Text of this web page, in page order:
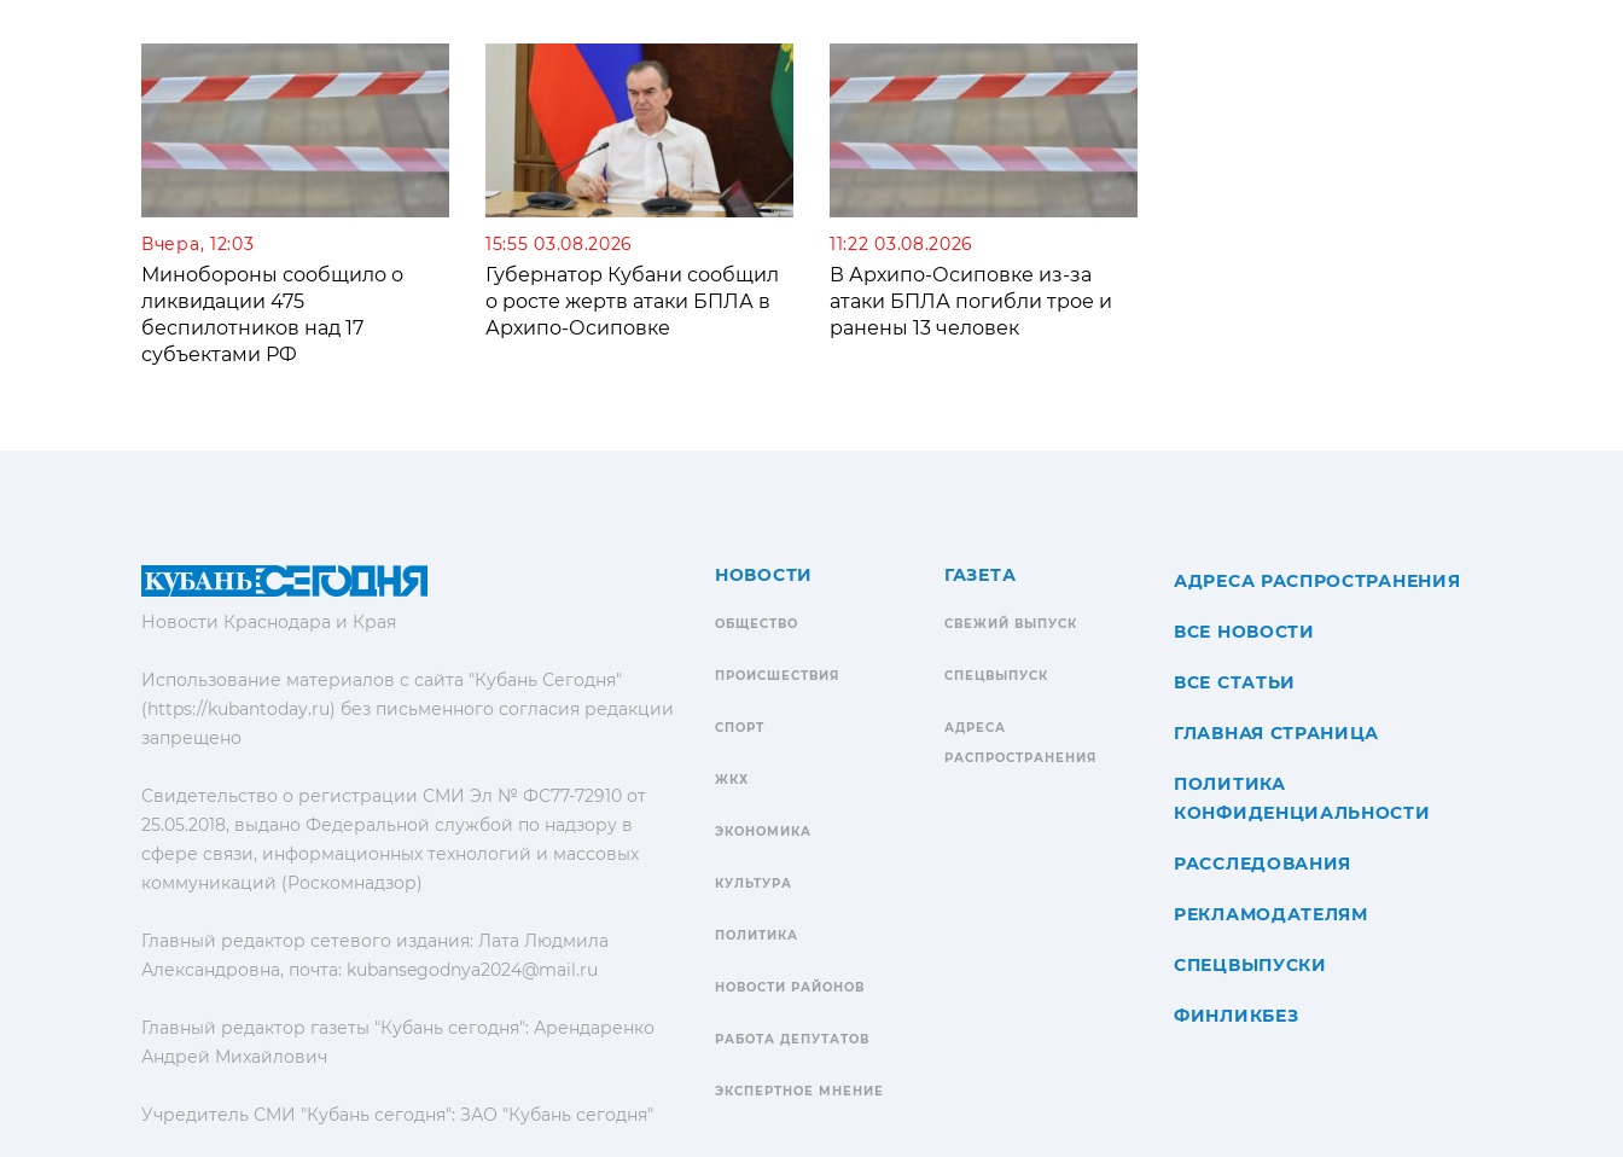
Вчера, 12:03
Минобороны сообщило о
ликвидации 475
беспилотников над 17
субъектами РФ
15:55 03.08.2026
Губернатор Кубани сообщил
о росте жертв атаки БПЛА в
Архипо-Осиповке
11:22 03.08.2026
В Архипо-Осиповке из-за
атаки БПЛА погибли трое и
ранены 13 человек
Новости Краснодара и Края
Использование материалов с сайта "Кубань Сегодня"
(https://kubantoday.ru) без письменного согласия редакции
запрещено
Свидетельство о регистрации СМИ Эл № ФС77-72910 от
25.05.2018, выдано Федеральной службой по надзору в
сфере связи, информационных технологий и массовых
коммуникаций (Роскомнадзор)
Главный редактор сетевого издания: Лата Людмила
Александровна, почта: kubansegodnya2024@mail.ru
Главный редактор газеты "Кубань сегодня": Арендаренко
Андрей Михайлович
Учредитель СМИ "Кубань сегодня": ЗАО "Кубань сегодня"
НОВОСТИ
ОБЩЕСТВО
ПРОИСШЕСТВИЯ
СПОРТ
ЖКХ
ЭКОНОМИКА
КУЛЬТУРА
ПОЛИТИКА
НОВОСТИ РАЙОНОВ
РАБОТА ДЕПУТАТОВ
ЭКСПЕРТНОЕ МНЕНИЕ
ГАЗЕТА
СВЕЖИЙ ВЫПУСК
СПЕЦВЫПУСК
АДРЕСА
РАСПРОСТРАНЕНИЯ
АДРЕСА РАСПРОСТРАНЕНИЯ
ВСЕ НОВОСТИ
ВСЕ СТАТЬИ
ГЛАВНАЯ СТРАНИЦА
ПОЛИТИКА
КОНФИДЕНЦИАЛЬНОСТИ
РАССЛЕДОВАНИЯ
РЕКЛАМОДАТЕЛЯМ
СПЕЦВЫПУСКИ
ФИНЛИКБЕЗ